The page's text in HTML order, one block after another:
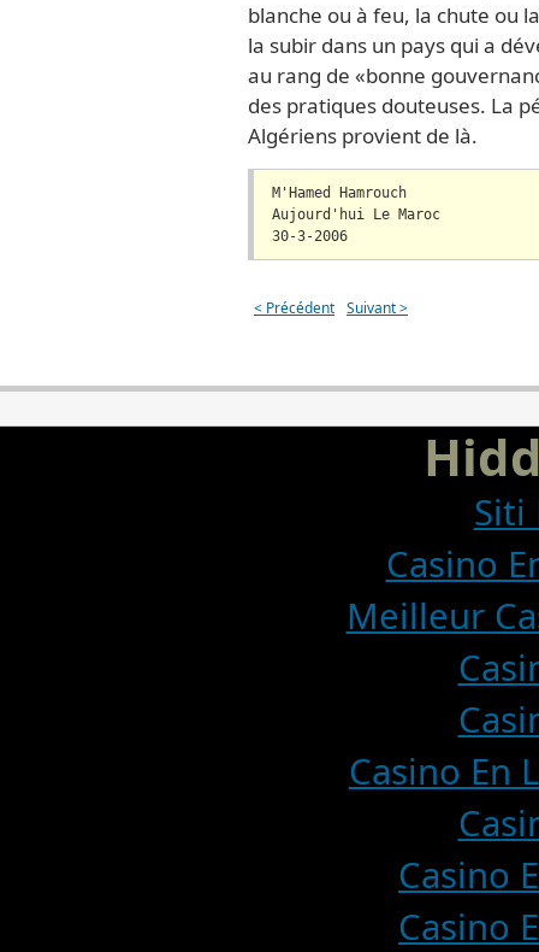
blanche ou à feu, la chute ou
la subir dans un pays qui a
au rang de «bonne
des pratiques douteuses. La
Algériens provient de là.
M'Hamed Hamrouch
Aujourd'hui Le Maroc
30-3-2006
< Précédent Suivant >
Siti
Casino
Meilleur
Casino En
Casino
Casino